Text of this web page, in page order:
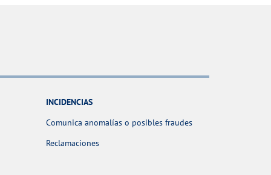
INCIDENCIAS
Comunica anomalías o posibles fraudes
Reclamaciones